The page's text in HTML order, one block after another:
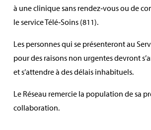
à une clinique sans rendez‑vous ou de
le service Télé‑Soins (811).
Les personnes qui se présenteront au
pour des raisons non urgentes devront
et s’attendre à des délais inhabituels.
Le Réseau remercie la population de sa
collaboration.